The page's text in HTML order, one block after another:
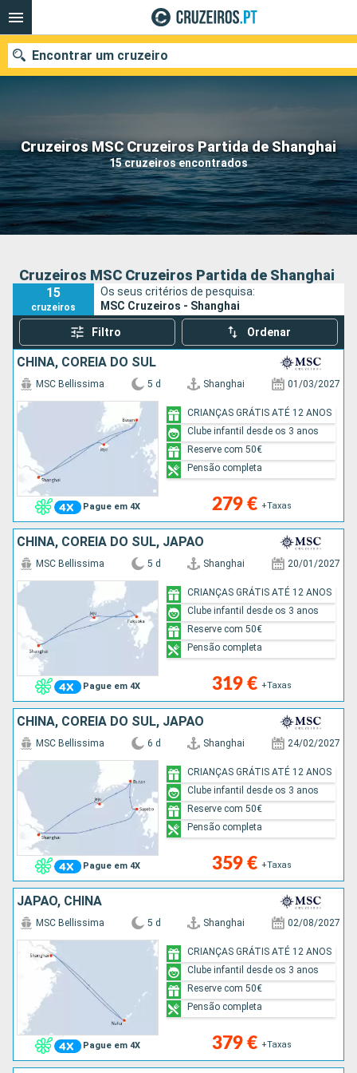
Cruzeiros MSC Cruzeiros Partida de Shanghai
15 cruzeiros encontrados
Encontrar um cruzeiro
Quando ir?
Data de partida
Portos Companhias
Cruzeiros MSC Cruzeiros Partida de Shanghai
15
cruzeiros
Os seus critérios de pesquisa:
MSC Cruzeiros - Shanghai
Filtro Ordenar
CHINA, COREIA DO SUL
Pague em 4X
MSC Bellissima 5 d Shanghai 01/03/2027
279 € +Taxas
CRIANÇAS GRÁTIS ATÉ 12 ANOS
Clube infantil desde os 3 anos
Reserve com 50€
Pensão completa
CHINA, COREIA DO SUL, JAPÃO
Pague em 4X
MSC Bellissima 5 d Shanghai 20/01/2027
319 € +Taxas
CRIANÇAS GRÁTIS ATÉ 12 ANOS
Clube infantil desde os 3 anos
Reserve com 50€
Pensão completa
CHINA, COREIA DO SUL, JAPÃO
Pague em 4X
MSC Bellissima 6 d Shanghai 24/02/2027
359 € +Taxas
CRIANÇAS GRÁTIS ATÉ 12 ANOS
Clube infantil desde os 3 anos
Reserve com 50€
Pensão completa
JAPÃO, CHINA
Pague em 4X
MSC Bellissima 5 d Shanghai 02/08/2027
379 € +Taxas
CRIANÇAS GRÁTIS ATÉ 12 ANOS
Clube infantil desde os 3 anos
Reserve com 50€
Pensão completa